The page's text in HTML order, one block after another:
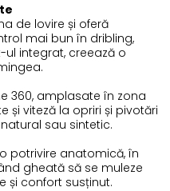
de lovire și oferă
mai bun în dribling,
ul integrat, creează o
360, amplasate în zona
și viteză la opriri și pivotări
sau sintetic.
potrivire anatomică, în
gheată să se muleze
și confort susținut.